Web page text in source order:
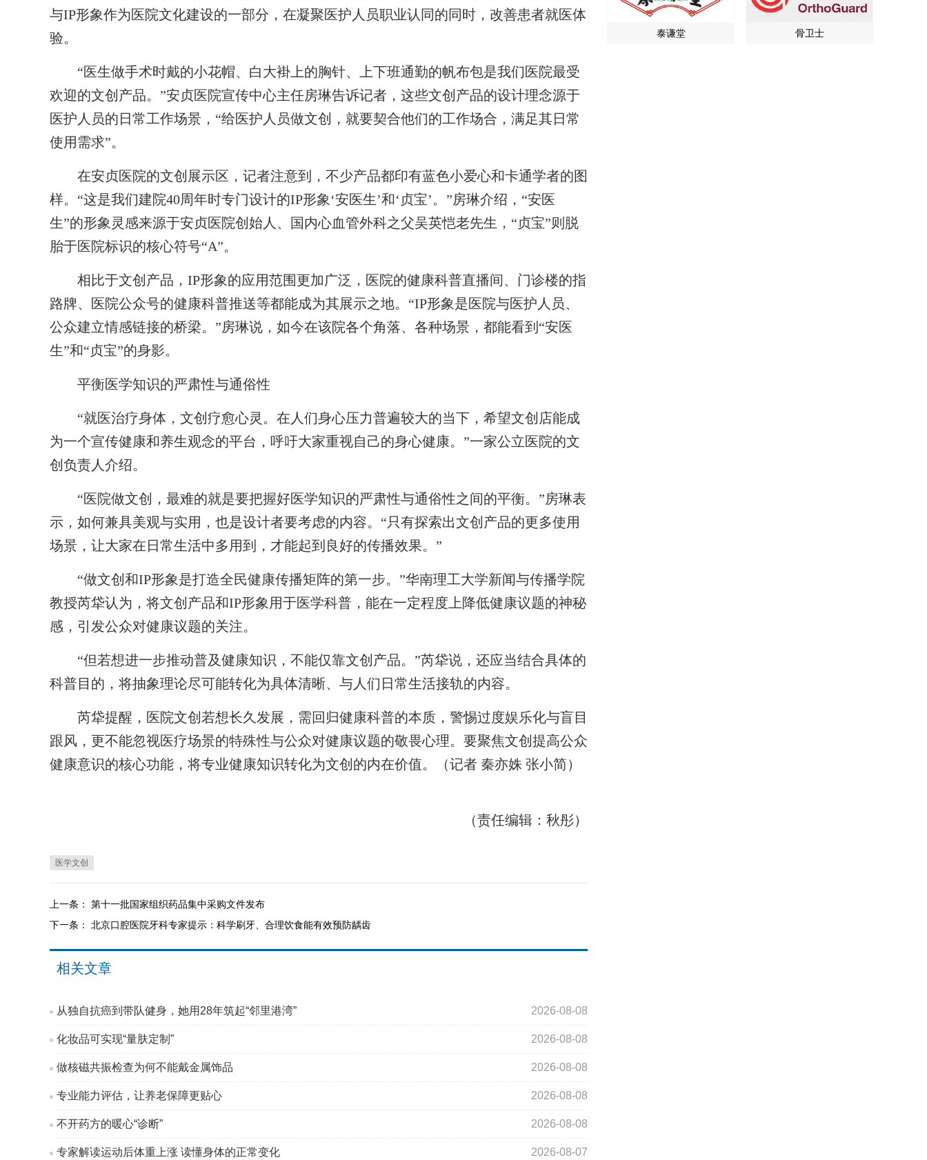
与IP形象作为医院文化建设的一部分，在凝聚医护人员职业认同的同时，改善患者就医体
验。
“医生做手术时戴的小花帽、白大褂上的胸针、上下班通勤的帆布包是我们医院最受
欢迎的文创产品。”安贞医院宣传中心主任房琳告诉记者，这些文创产品的设计理念源于
医护人员的日常工作场景，“给医护人员做文创，就要契合他们的工作场合，满足其日常
使用需求”。
在安贞医院的文创展示区，记者注意到，不少产品都印有蓝色小爱心和卡通学者的图
样。“这是我们建院40周年时专门设计的IP形象‘安医生’和‘贞宝’。”房琳介绍，“安医
生”的形象灵感来源于安贞医院创始人、国内心血管外科之父吴英恺老先生，“贞宝”则脱
胎于医院标识的核心符号“A”。
相比于文创产品，IP形象的应用范围更加广泛，医院的健康科普直播间、门诊楼的指
路牌、医院公众号的健康科普推送等都能成为其展示之地。“IP形象是医院与医护人员、
公众建立情感链接的桥梁。”房琳说，如今在该院各个角落、各种场景，都能看到“安医
生”和“贞宝”的身影。
平衡医学知识的严肃性与通俗性
“就医治疗身体，文创疗愈心灵。在人们身心压力普遍较大的当下，希望文创店能成
为一个宣传健康和养生观念的平台，呼吁大家重视自己的身心健康。”一家公立医院的文
创负责人介绍。
“医院做文创，最难的就是要把握好医学知识的严肃性与通俗性之间的平衡。”房琳表
示，如何兼具美观与实用，也是设计者要考虑的内容。“只有探索出文创产品的更多使用
场景，让大家在日常生活中多用到，才能起到良好的传播效果。”
“做文创和IP形象是打造全民健康传播矩阵的第一步。”华南理工大学新闻与传播学院
教授芮牮认为，将文创产品和IP形象用于医学科普，能在一定程度上降低健康议题的神秘
感，引发公众对健康议题的关注。
“但若想进一步推动普及健康知识，不能仅靠文创产品。”芮牮说，还应当结合具体的
科普目的，将抽象理论尽可能转化为具体清晰、与人们日常生活接轨的内容。
芮牮提醒，医院文创若想长久发展，需回归健康科普的本质，警惕过度娱乐化与盲目
跟风，更不能忽视医疗场景的特殊性与公众对健康议题的敬畏心理。要聚焦文创提高公众
健康意识的核心功能，将专业健康知识转化为文创的内在价值。（记者 秦亦姝 张小简）
（责任编辑：秋彤）
医学文创
上一条： 第十一批国家组织药品集中采购文件发布
下一条： 北京口腔医院牙科专家提示：科学刷牙、合理饮食能有效预防龋齿
相关文章
从独自抗癌到带队健身，她用28年筑起“邻里港湾” 2026-08-08
化妆品可实现“量肤定制” 2026-08-08
做核磁共振检查为何不能戴金属饰品 2026-08-08
专业能力评估，让养老保障更贴心 2026-08-08
不开药方的暖心“诊断” 2026-08-08
专家解读运动后体重上涨 读懂身体的正常变化 2026-08-07
泰谦堂 骨卫士